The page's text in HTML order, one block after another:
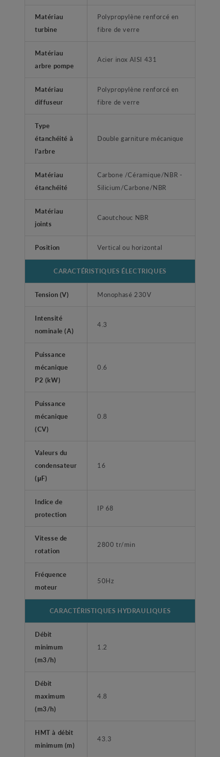
Matériau
turbine
Polypropylène renforcé en
fibre de verre
Matériau
arbre pompe
Acier inox AISI 431
Matériau
diffuseur
Polypropylène renforcé en
fibre de verre
Type
étanchéité à
l'arbre
Double garniture mécanique
Matériau
étanchéité
Carbone /Céramique/NBR -
Silicium/Carbone/NBR
Matériau
joints
Caoutchouc NBR
Position Vertical ou horizontal
CARACTÉRISTIQUES ÉLECTRIQUES
Tension (V) Monophasé 230V
Intensité
nominale (A)
4.3
Puissance
mécanique
P2 (kW)
0.6
Puissance
mécanique
(CV)
0.8
Valeurs du
condensateur
(μF)
16
Indice de
protection
IP 68
Vitesse de
rotation
2800 tr/min
Fréquence
moteur
50Hz
CARACTÉRISTIQUES HYDRAULIQUES
Débit
minimum
(m3/h)
1.2
Débit
maximum
(m3/h)
4.8
HMT à débit
minimum (m)
43.3